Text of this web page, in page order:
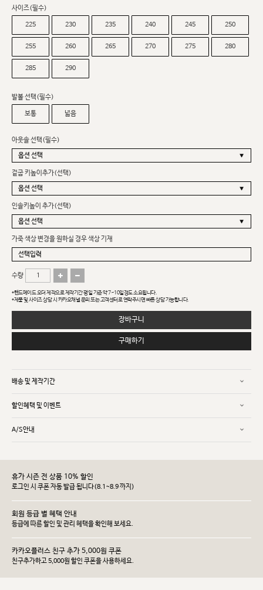
사이즈(필수)
225 230 235 240 245 250
255 260 265 270 275 280
285 290
발볼 선택(필수)
보통 넓음
아웃솔 선택(필수)
겉굽 키높이추가(선택)
인솔키높이 추가(선택)
가죽 색상 변경을 원하실 경우 색상 기재
수량
*핸드메이드 오더 제작으로 제작기간 평일 기준 약 7~10일정도 소요됩니다.
*제품 및 사이즈 상담 시 카카오채널 문의 또는 고객센터로 연락주시면 빠른 상담 가능합니다.
장바구니
구매하기
배송 및 제작기간
할인혜택 및 이벤트
A/S안내
휴가 시즌 전 상품 10% 할인
로그인 시 쿠폰 자동 발급 됩니다(8.1~8.9 까지)
회원 등급 별 혜택 안내
등급에 따른 할인 및 관리 헤택을 확인해 보세요.
카카오플러스 친구 추가 5,000원 쿠폰
친구추가하고 5,000원 할인 쿠폰을 사용하세요.